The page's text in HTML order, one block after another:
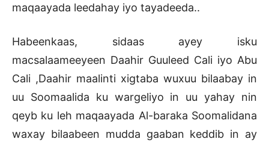
maqaayada leedahay iyo tayadeeda..
Habeenkaas, sidaas ayey isku
macsalaameeyeen Daahir Guuleed Cali iyo Abu
Cali ,Daahir maalinti xigtaba wuxuu bilaabay in
uu Soomaalida ku wargeliyo in uu yahay nin
qeyb ku leh maqaayada Al-baraka Soomalidana
waxay bilaabeen mudda gaaban keddib in ay